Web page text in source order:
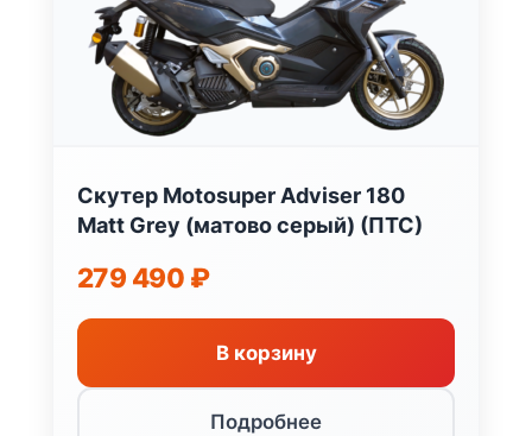
Скутер Motosuper Adviser 180
Matt Grey (матово серый) (ПТС)
279 490 ₽
В корзину
Подробнее